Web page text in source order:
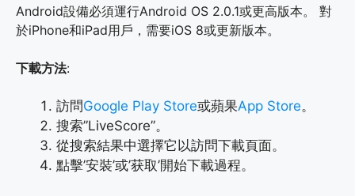
Android設備必須運行Android OS 2.0.1或更高版本。 對
於iPhone和iPad用戶，需要iOS 8或更新版本。
下載方法:
訪問Google Play Store或蘋果App Store。
搜索”LiveScore”。
從搜索結果中選擇它以訪問下載頁面。
點擊’安裝’或’获取’開始下載過程。